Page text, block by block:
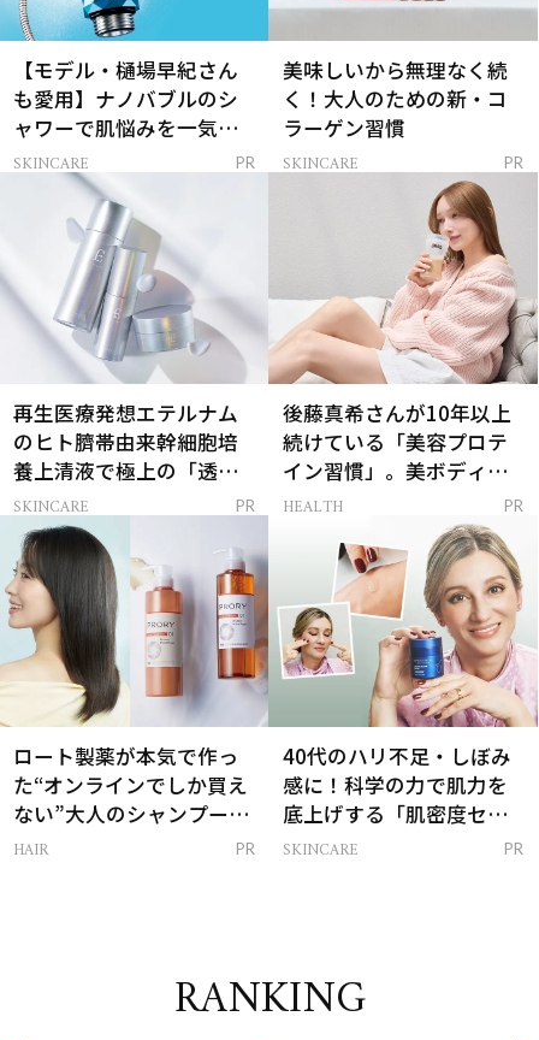
【モデル・樋場早紀さん
も愛用】ナノバブルのシ
ャワーで肌悩みを一気に
解決
SKINCARE PR
美味しいから無理なく続
く！大人のための新・コ
ラーゲン習慣
SKINCARE PR
再生医療発想エテルナム
のヒト臍帯由来幹細胞培
養上清液で極上の「透明
感ハリ肌」へ
SKINCARE PR
後藤真希さんが10年以上
続けている「美容プロテ
イン習慣」。美ボディを
支える朝ルーティンと
HEALTH PR
ロート製薬が本気で作っ
た“オンラインでしか買え
ない”大人のシャンプー＆
トリートメントって？
HAIR PR
40代のハリ不足・しぼみ
感に！科学の力で肌力を
底上げする「肌密度セラ
ム」
SKINCARE PR
RANKING